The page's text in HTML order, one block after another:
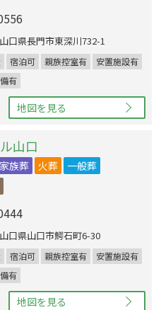
口県長門市東深川732-1
宿泊可 親族控室有
安置施設有
有
地図を見る
山口
家族葬 火葬
一般葬
口県山口市鰐石町6-30
宿泊可 親族控室有
安置施設有
有
地図を見る